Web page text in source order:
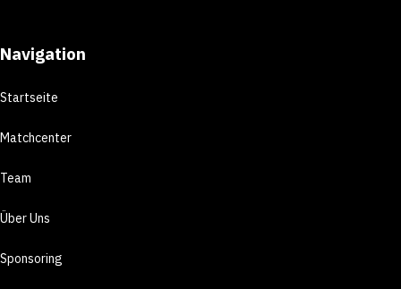
Navigation
Startseite
Matchcenter
Team
Über Uns
Sponsoring